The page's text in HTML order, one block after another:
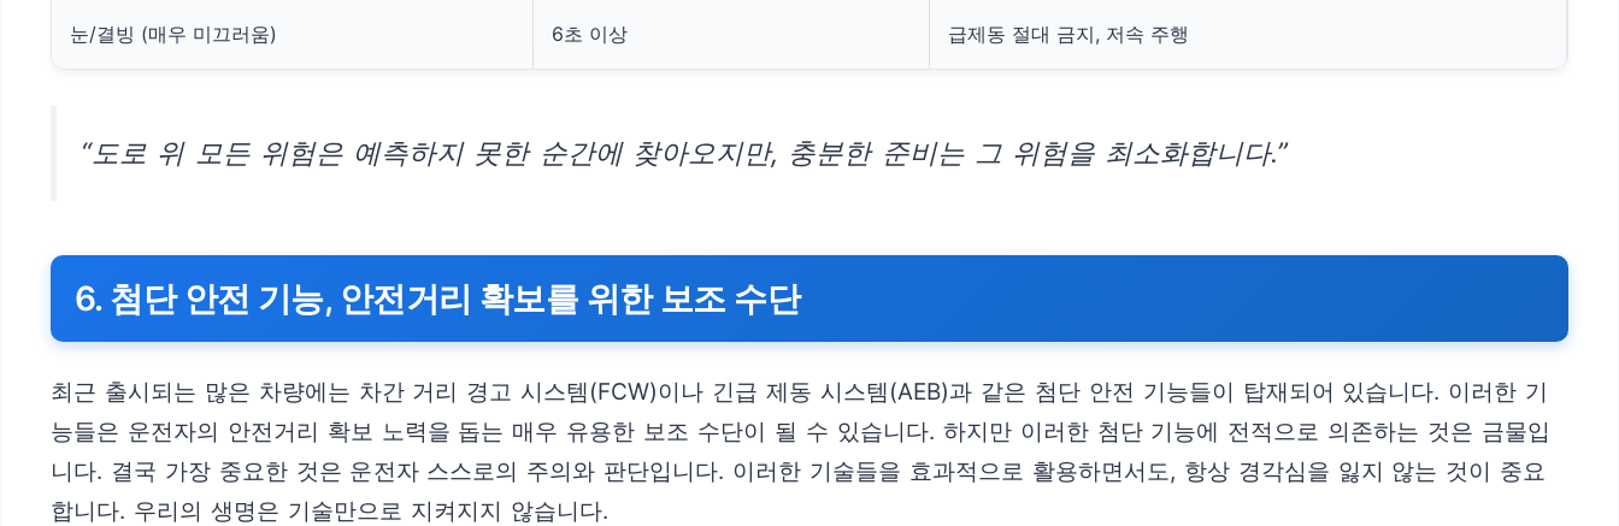
눈/결빙 (매우 미끄러움) 6초 이상 급제동 절대 금지, 저속 주행
“도로 위 모든 위험은 예측하지 못한 순간에 찾아오지만, 충분한 준비는 그 위험을 최소화합니다.”
6. 첨단 안전 기능, 안전거리 확보를 위한 보조 수단
최근 출시되는 많은 차량에는 차간 거리 경고 시스템(FCW)이나 긴급 제동 시스템(AEB)과 같은 첨단 안전 기능들이 탑재되어 있습니다. 이러한 기
능들은 운전자의 안전거리 확보 노력을 돕는 매우 유용한 보조 수단이 될 수 있습니다. 하지만 이러한 첨단 기능에 전적으로 의존하는 것은 금물입
니다. 결국 가장 중요한 것은 운전자 스스로의 주의와 판단입니다. 이러한 기술들을 효과적으로 활용하면서도, 항상 경각심을 잃지 않는 것이 중요
합니다. 우리의 생명은 기술만으로 지켜지지 않습니다.